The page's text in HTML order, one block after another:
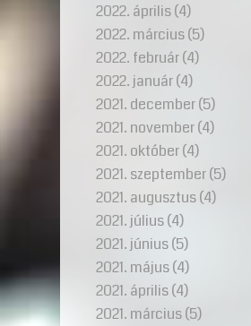
2022. április(4)
2022. március(5)
2022. február(4)
2022. január(4)
2021. december(5)
2021. november(4)
2021. október(4)
2021. szeptember(5)
2021. augusztus(4)
2021. július(4)
2021. június(5)
2021. május(4)
2021. április(4)
2021. március(5)